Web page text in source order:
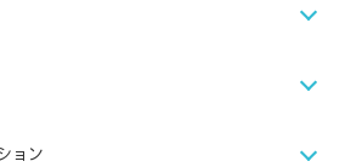
ョン